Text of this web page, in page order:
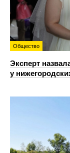
Общество
Эксперт
у